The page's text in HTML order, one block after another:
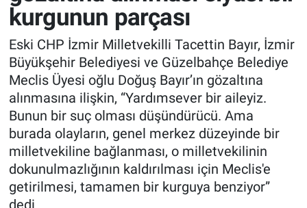
kurgunun parçası
Eski CHP İzmir Milletvekilli Tacettin Bayır, İzmir
Büyükşehir Belediyesi ve Güzelbahçe Belediye
Meclis Üyesi oğlu Doğuş Bayır’ın gözaltına
alınmasına ilişkin, “Yardımsever bir aileyiz.
Bunun bir suç olması düşündürücü. Ama
burada olayların, genel merkez düzeyinde bir
milletvekiline bağlanması, o milletvekilinin
dokunulmazlığının kaldırılması için Meclis'e
getirilmesi, tamamen bir kurguya benziyor”
dedi